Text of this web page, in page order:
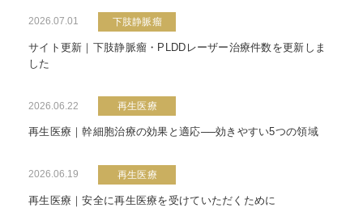
2026.07.01 下肢静脈瘤
サイト更新｜下肢静脈瘤・PLDDレーザー治療件数を更新しま
した
2026.06.22 再生医療
再生医療｜幹細胞治療の効果と適応──効きやすい5つの領域
2026.06.19 再生医療
再生医療｜安全に再生医療を受けていただくために